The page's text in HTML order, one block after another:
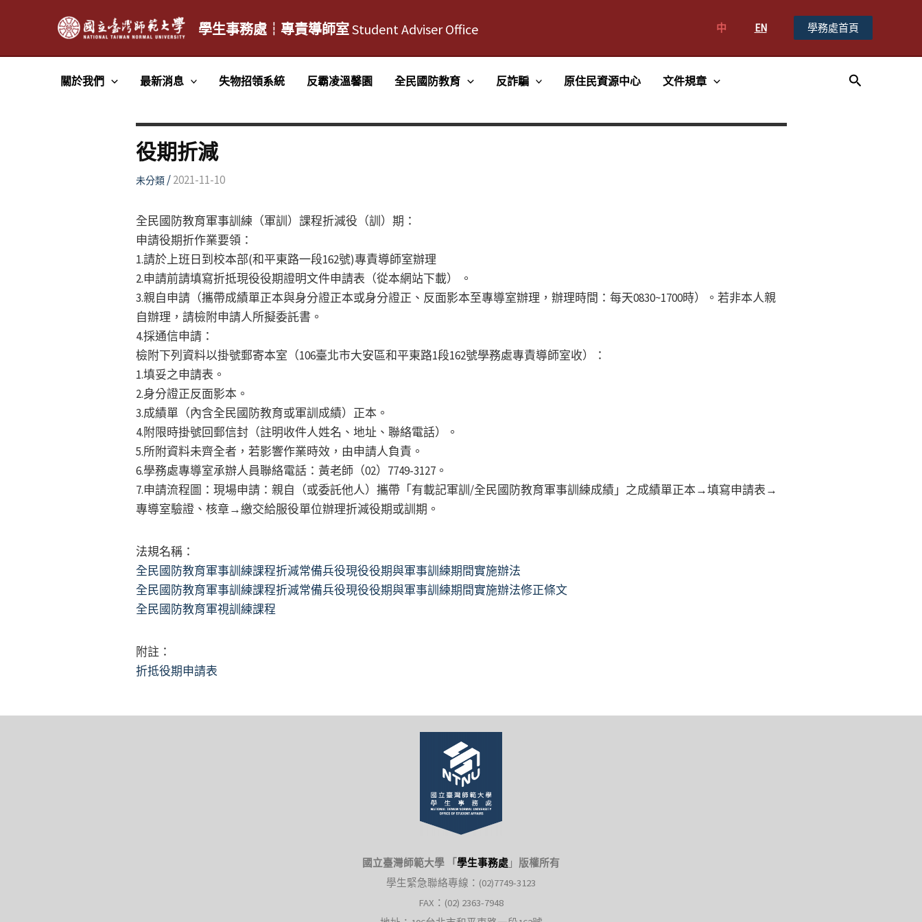
學生事務處┆專責導師室Student Adviser Office 中 EN 學務處首頁
關於我們 最新消息 失物招領系統 反霸凌溫馨園 全民國防教育 反詐騙 原住民資源中心 文件規章
搜
役期折減
未分類/2021-11-10
全民國防教育軍事訓練（軍訓）課程折減役（訓）期：
申請役期折作業要領：
1.請於上班日到校本部(和平東路一段162號)專責導師室辦理
2.申請前請填寫折抵現役役期證明文件申請表（從本網站下載） 。
3.親自申請（攜帶成績單正本與身分證正本或身分證正、反面影本至專導室辦理，辦理時間：每天0830~1700時）。若非本人親
自辦理，請檢附申請人所擬委託書。
4.採通信申請：
檢附下列資料以掛號郵寄本室（106臺北市大安區和平東路1段162號學務處專責導師室收）：
1.填妥之申請表。
2.身分證正反面影本。
3.成績單（內含全民國防教育或軍訓成績）正本。
4.附限時掛號回郵信封（註明收件人姓名、地址、聯絡電話）。
5.所附資料未齊全者，若影響作業時效，由申請人負責。
6.學務處專導室承辦人員聯絡電話：黃老師（02）7749-3127。
7.申請流程圖：現場申請：親自（或委託他人）攜帶「有載記軍訓/全民國防教育軍事訓練成績」之成績單正本→填寫申請表→
專導室驗證、核章→繳交給服役單位辦理折減役期或訓期。
法規名稱：
全民國防教育軍事訓練課程折減常備兵役現役役期與軍事訓練期間實施辦法
全民國防教育軍事訓練課程折減常備兵役現役役期與軍事訓練期間實施辦法修正條文
全民國防教育軍視訓練課程
附註：
折抵役期申請表
國立臺灣師範大學 「 學生事務處 」 版權所有
學生緊急聯絡專線：(02)7749-3123
FAX：(02) 2363-7948